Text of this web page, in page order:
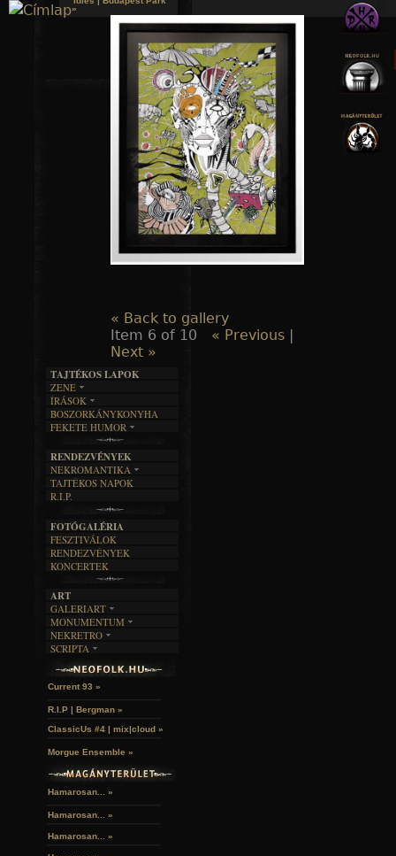
Jump to navigation
« Back to gallery
Item 6 of 10
« Previous
Next »
TAJTÉKOS LAPOK
ZENE
EGYÜTTESEK
INTERJÚK
FORDÍTÁSOK
DALSZÖVEGEK
ÍRÁSOK
IRODALOM
FILM
MŰVÉSZET
ÍRÁSTÖRTÉNET
BOSZORKÁNYKONYHA
FEKETE HUMOR
SZÖVEGES
RENDEZVÉNYEK
NEKROMANTIKA
AKTUÁLIS
A MÚLT
TAJTÉKOS NAPOK
R.I.P.
FOTÓGALÉRIA
FESZTIVÁLOK
RENDEZVÉNYEK
KONCERTEK
ART
GALERIART
ARTGALERI
KÉPREGÉNYEK
LAKÁSKULTS
MONUMENTUM
TEMETŐK
TEMPLOMOK
VÁRAK
HELYEK
NEKRETRO
SZUBKULT
FEKETE LYUK
RELIKVIÁK
SCRIPTA
NOVELLÁK
»
Current 93 »
R.I.P | Bergman »
ClassicUs #4 | mix|cloud »
Morgue Ensemble »
Hamarosan... »
Hamarosan... »
Hamarosan... »